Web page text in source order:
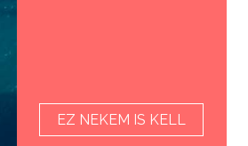
EZ NEKEM IS KELL